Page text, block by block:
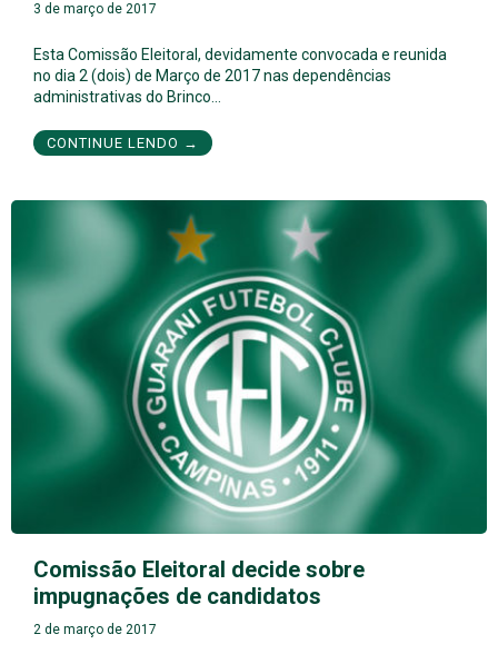
3 de março de 2017
Esta Comissão Eleitoral, devidamente convocada e reunida
no dia 2 (dois) de Março de 2017 nas dependências
administrativas do Brinco…
CONTINUE LENDO →
Comissão Eleitoral decide sobre
impugnações de candidatos
2 de março de 2017